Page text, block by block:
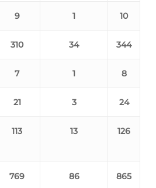
9 1 10
310 34 344
7 1 8
21 3 24
113 13 126
769 86 865